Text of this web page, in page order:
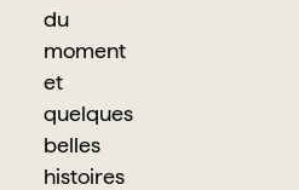
du
moment
et
quelques
belles
histoires